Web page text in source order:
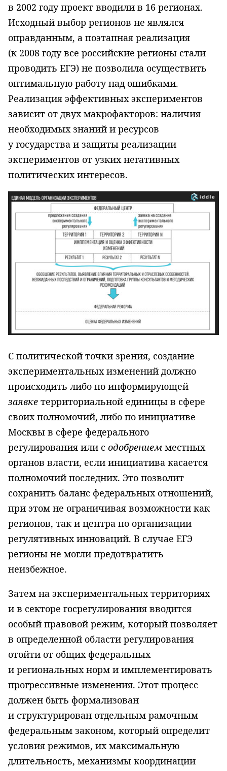
в 2002 году проект вводили в 16 регионах.
Исходный выбор регионов не являлся
оправданным, а поэтапная реализация
(к 2008 году все российские регионы стали
проводить ЕГЭ) не позволила осуществить
оптимальную работу над ошибками.
Реализация эффективных экспериментов
зависит от двух макрофакторов: наличия
необходимых знаний и ресурсов
у государства и защиты реализации
экспериментов от узких негативных
политических интересов.
С политической точки зрения, создание
экспериментальных изменений должно
происходить либо по информирующей
заявке территориальной единицы в сфере
своих полномочий, либо по инициативе
Москвы в сфере федерального
регулирования или с одобрением местных
органов власти, если инициатива касается
полномочий последних. Это позволит
сохранить баланс федеральных отношений,
при этом не ограничивая возможности как
регионов, так и центра по организации
регулятивных инноваций. В случае ЕГЭ
регионы не могли предотвратить
неизбежное.
Затем на экспериментальных территориях
и в секторе госрегулирования вводится
особый правовой режим, который позволяет
в определенной области регулирования
отойти от общих федеральных
и региональных норм и имплементировать
прогрессивные изменения. Этот процесс
должен быть формализован
и структурирован отдельным рамочным
федеральным законом, который определит
условия режимов, их максимальную
длительность, механизмы координации